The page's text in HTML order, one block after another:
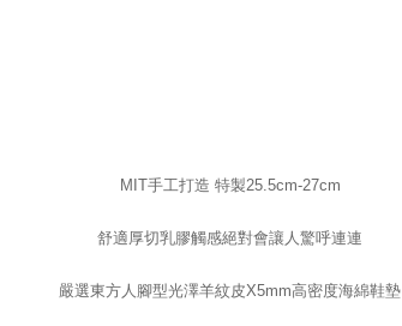
MIT手工打造 特製25.5cm-27cm
舒適厚切乳膠觸感絕對會讓人驚呼連連
嚴選東方人腳型光澤羊紋皮X5mm高密度海綿鞋墊